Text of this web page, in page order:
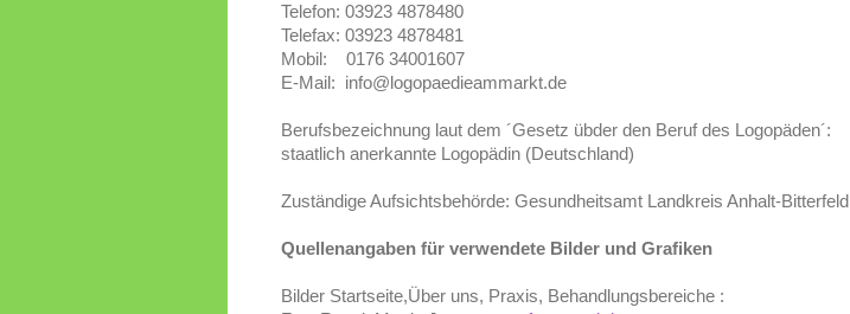
Telefon: 03923 4878480
Telefax: 03923 4878481
Mobil: 0176 34001607
E-Mail: info@logopaedieammarkt.de
Berufsbezeichnung laut dem ´Gesetz übder den Beruf des Logopäden´:
staatlich anerkannte Logopädin (Deutschland)
Zuständige Aufsichtsbehörde: Gesundheitsamt Landkreis Anhalt-Bitterfeld
Quellenangaben für verwendete Bilder und Grafiken
Bilder Startseite,Über uns, Praxis, Behandlungsbereiche :